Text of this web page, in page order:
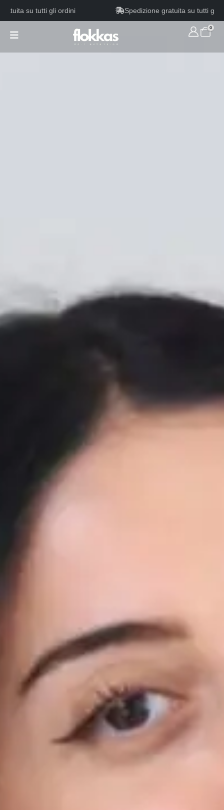
su tutti gli ordini Spedizione gratuita su tutti gli
0